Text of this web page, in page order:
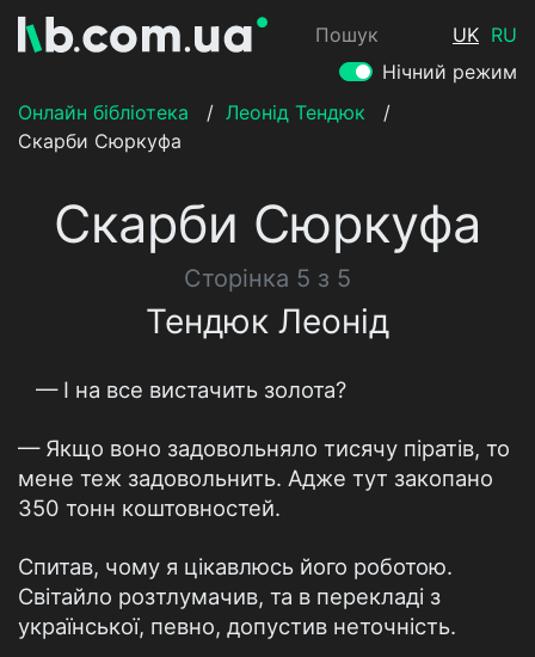
Пошук UK RU
Нічний режим
Онлайн бібліотека
/ Леонід Тендюк
/
Скарби Сюркуфа
Скарби Сюркуфа
Сторінка 5 з 5
Тендюк Леонід
— І на все вистачить золота?
— Якщо воно задовольняло тисячу піратів, то
мене теж задовольнить. Адже тут закопано
350 тонн коштовностей.
Спитав, чому я цікавлюсь його роботою.
Світайло розтлумачив, та в перекладі з
української, певно, допустив неточність.